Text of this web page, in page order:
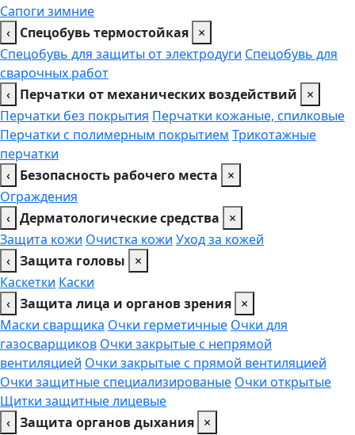
Сапоги зимние
‹ Спецобувь термостойкая ×
Спецобувь для защиты от электродуги Спецобувь для
сварочных работ
‹ Перчатки от механических воздействий
×
Перчатки без покрытия Перчатки кожаные, спилковые
Перчатки с полимерным покрытием Трикотажные
перчатки
‹ Безопасность рабочего места
×
Ограждения
‹ Дерматологические средства
×
Защита кожи Очистка кожи Уход за кожей
‹ Защита головы
×
Каскетки Каски
‹ Защита лица и органов зрения ×
Маски сварщика Очки герметичные Очки для
газосварщиков Очки закрытые с непрямой
вентиляцией Очки закрытые с прямой вентиляцией
Очки защитные специализированые Очки открытые
Щитки защитные лицевые
‹ Защита органов дыхания ×